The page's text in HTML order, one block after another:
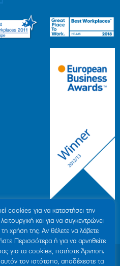
|
ΓΕΜΗ: 000279901000
cookies για να καταστήσει την
και για να συγκεντρώνει
τη χρήση της. Αν θέλετε να λάβετε
Περισσότερα ή για να αρνηθείτε
για τα cookies, πατήστε Άρνηση.
τον ιστότοπο, αποδέχεστε τα